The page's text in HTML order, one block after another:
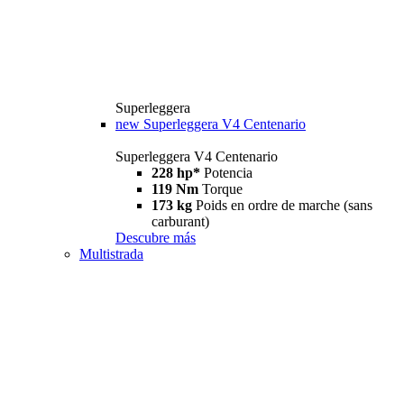
Superleggera
new Superleggera V4 Centenario
Superleggera V4 Centenario
228 hp* Potencia
119 Nm Torque
173 kg Poids en ordre de marche (sans
carburant)
Descubre más
Multistrada